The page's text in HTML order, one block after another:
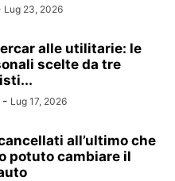
Lug 23, 2026
alle utilitarie: le
scelte da tre
- Lug 17, 2026
all’ultimo che
potuto cambiare il